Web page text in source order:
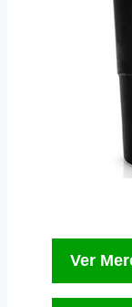
Ver